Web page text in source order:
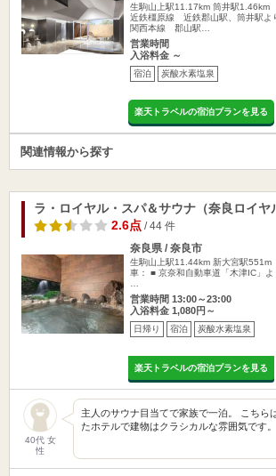
生駒山上駅11.17km 筒井駅1.46km
近鉄橿原線 近鉄郡山駅、筒井駅よ
関西本線 郡山駅…
営業時間
入浴料金 ～
宿泊 炭酸水素塩泉
楽天トラベルの宿泊プランを見る
関連情報から探す
ラ・ロイヤル・スパ＆サウナ（奈良ロイヤ
2.6点/ 44 件
奈良県 / 奈良市
生駒山上駅11.44km 新大宮駅551m
車： ■ 京奈和自動車道「木津IC」
営業時間 13:00～23:00
入浴料金 1,080円～
日帰り 宿泊 炭酸水素塩泉
楽天トラベルの宿泊プランを見る
40代 女
性
主人のサウナ目当てで家族で一泊。 こちら
たホテルで建物はクラシカルな雰囲気です